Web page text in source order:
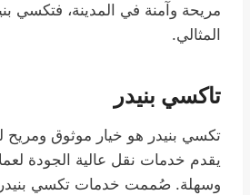
مريحة وآمنة في المدينة، فتكسي
المثالي.
تاكسي بنيدر
تكسي بنيدر هو خيار موثوق ومريح
يقدم خدمات نقل عالية الجودة
وسهلة. صُممت خدمات تكسي بنيدر